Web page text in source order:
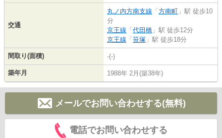
交通
丸ノ内方南支線 「 方南町 」駅 徒歩10
分
京王線 「 代田橋 」駅 徒歩12分
京王線 「 笹塚 」駅 徒歩18分
間取り(面積) -(-)
築年月 1988年 2月(築38年)
メールでお問い合わせする(無料)
電話でお問い合わせする